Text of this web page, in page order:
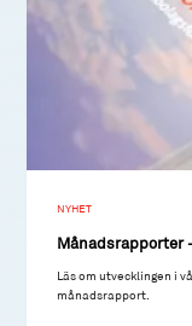
NYHET
Månadsrapporter
Läs om utvecklingen i
månadsrapport.